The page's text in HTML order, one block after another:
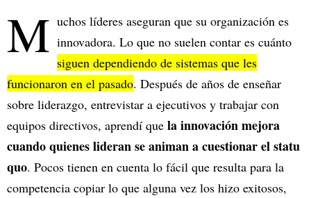
M uchos líderes aseguran que su organización es
innovadora. Lo que no suelen contar es cuánto
siguen dependiendo de sistemas que les
funcionaron en el pasado. Después de años de enseñar
sobre liderazgo, entrevistar a ejecutivos y trabajar con
equipos directivos, aprendí que la innovación mejora
cuando quienes lideran se animan a cuestionar el statu
quo. Pocos tienen en cuenta lo fácil que resulta para la
competencia copiar lo que alguna vez los hizo exitosos,